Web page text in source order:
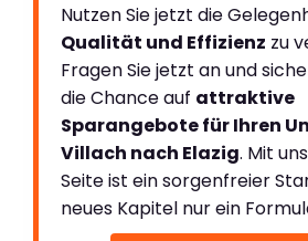
Nutzen Sie jetzt die
Qualität und Effizienz zu
Fragen Sie jetzt an und
die Chance auf attraktive
Sparangebote für Ihren
Villach nach Elazig. Mit
Seite ist ein sorgenfreier
neues Kapitel nur ein